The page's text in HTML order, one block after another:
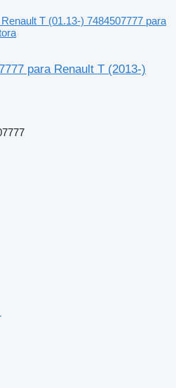
Renault T (01.13-) 7484507777 para
para Renault T (2013-)